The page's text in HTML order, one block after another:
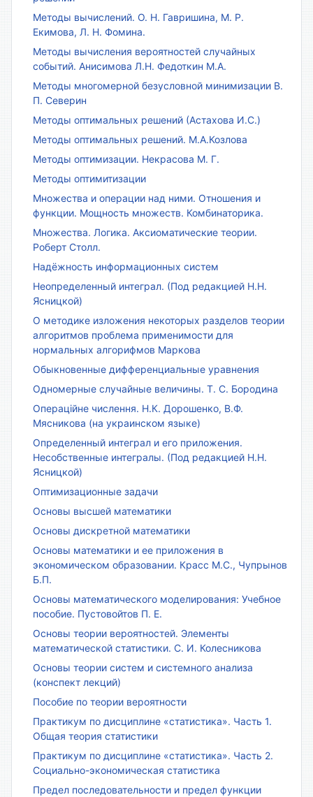
Методы вычислений. О. Н. Гавришина, М. Р.
Екимова, Л. Н. Фомина.
Методы вычисления вероятностей случайных
событий. Анисимова Л.Н. Федоткин М.А.
Методы многомерной безусловной минимизации В.
П. Северин
Методы оптимальных решений (Астахова И.С.)
Методы оптимальных решений. М.А.Козлова
Методы оптимизации. Некрасова М. Г.
Методы оптимитизации
Множества и операции над ними. Отношения и
функции. Мощность множеств. Комбинаторика.
Множества. Логика. Аксиоматические теории.
Роберт Столл.
Надёжность информационных систем
Неопределенный интеграл. (Под редакцией Н.Н.
Ясницкой)
О методике изложения некоторых разделов теории
алгоритмов проблема применимости для
нормальных алгорифмов Маркова
Обыкновенные дифференциальные уравнения
Одномерные случайные величины. Т. С. Бородина
Операційне числення. Н.К. Дорошенко, В.Ф.
Мясникова (на украинском языке)
Определенный интеграл и его приложения.
Несобственные интегралы. (Под редакцией Н.Н.
Ясницкой)
Оптимизационные задачи
Основы высшей математики
Основы дискретной математики
Основы математики и ее приложения в
экономическом образовании. Красс М.С., Чупрынов
Б.П.
Основы математического моделирования: Учебное
пособие. Пустовойтов П. Е.
Основы теории вероятностей. Элементы
математической статистики. С. И. Колесникова
Основы теории систем и системного анализа
(конспект лекций)
Пособие по теории вероятности
Практикум по дисциплине «статистика». Часть 1.
Общая теория статистики
Практикум по дисциплине «статистика». Часть 2.
Социально-экономическая статистика
Предел последовательности и предел функции